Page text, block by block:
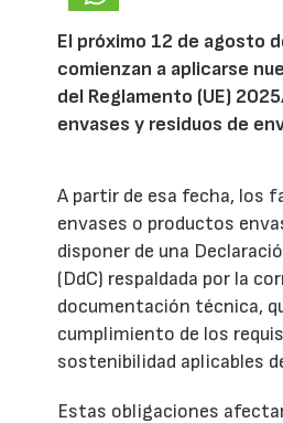
El próximo 12 de agosto
comienzan a aplicarse
del Reglamento (UE)
envases y residuos de
A partir de esa fecha, los
envases o productos
disponer de una
(DdC) respaldada por la
documentación técnica,
cumplimiento de los
sostenibilidad aplicables
Estas obligaciones